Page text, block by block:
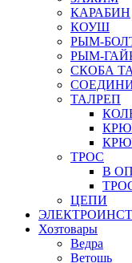
КАРАБИН
КОУШ
РЫМ-
РЫМ-
СКОБА
ТАЛРЕП
ТРОС
В
ЦЕПИ
Хозтовары
Ведра
Ветошь